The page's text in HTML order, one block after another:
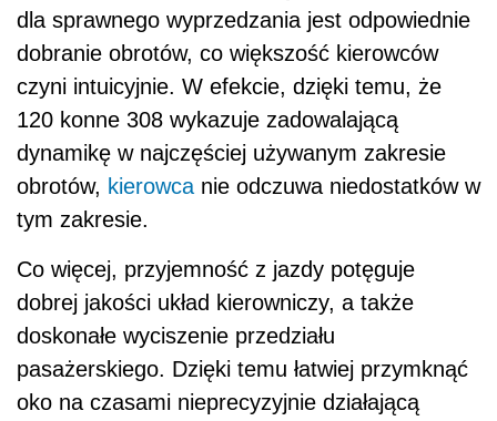
dla sprawnego wyprzedzania jest odpowiednie
dobranie obrotów, co większość kierowców
czyni intuicyjnie. W efekcie, dzięki temu, że
120 konne 308 wykazuje zadowalającą
dynamikę w najczęściej używanym zakresie
obrotów, kierowca nie odczuwa niedostatków w
tym zakresie.
Co więcej, przyjemność z jazdy potęguje
dobrej jakości układ kierowniczy, a także
doskonałe wyciszenie przedziału
pasażerskiego. Dzięki temu łatwiej przymknąć
oko na czasami nieprecyzyjnie działającą